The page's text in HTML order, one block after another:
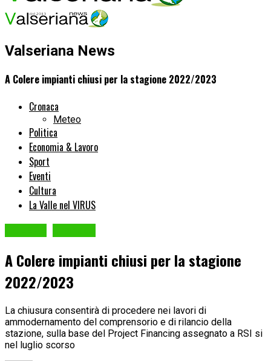
Valseriana News
A Colere impianti chiusi per la stagione 2022/2023
Cronaca
Meteo
Politica
Economia & Lavoro
Sport
Eventi
Cultura
La Valle nel VIRUS
A Colere impianti chiusi per la stagione
2022/2023
La chiusura consentirà di procedere nei lavori di
ammodernamento del comprensorio e di rilancio della
stazione, sulla base del Project Financing assegnato a RSI si
nel luglio scorso